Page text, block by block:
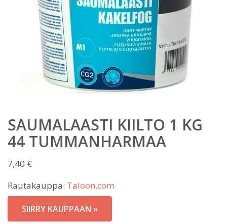
SAUMALAASTI KIILTO 1 KG
44 TUMMANHARMAA
7,40 €
Rautakauppa: Taloon.com
SIIRRY KAUPPAAN »